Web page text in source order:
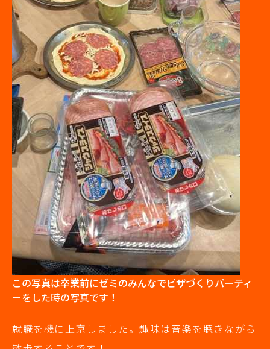
この写真は卒業前にゼミのみんなでピザづくりパーティ
ーをした時の写真です！
就職を機に上京しました。趣味は音楽を聴きながら